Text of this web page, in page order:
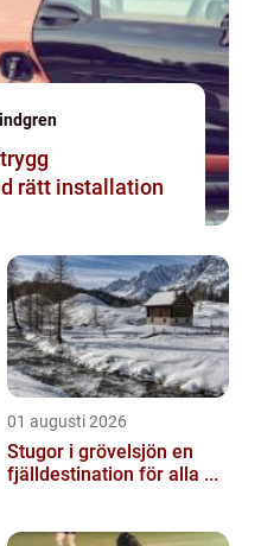
rätt installation
01 augusti 2026
Stugor i grövelsjön en
fjälldestination för alla ...